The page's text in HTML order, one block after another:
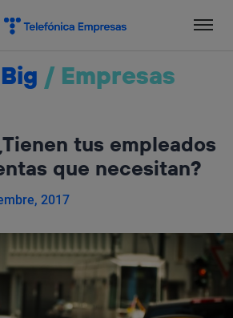
/ Empresas
tus empleados
que necesitan?
2017